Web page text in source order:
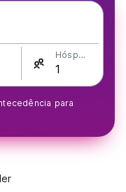
Hóspedes
para